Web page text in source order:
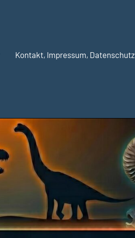
Kontakt, Impressum, Datenschutz